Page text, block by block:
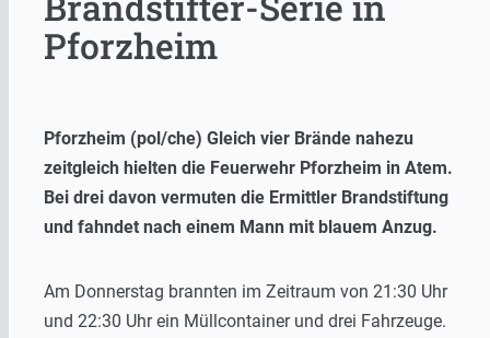
Pforzheim
Pforzheim (pol/che) Gleich vier Brände nahezu
zeitgleich hielten die Feuerwehr Pforzheim in Atem.
Bei drei davon vermuten die Ermittler Brandstiftung
und fahndet nach einem Mann mit blauem Anzug.
Am Donnerstag brannten im Zeitraum von 21:30 Uhr
und 22:30 Uhr ein Müllcontainer und drei Fahrzeuge.